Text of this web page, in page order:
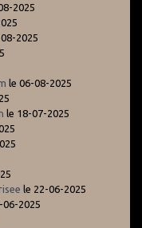
2025
2025
le 06-08-2025
le 18-07-2025
le 22-06-2025
06-2025